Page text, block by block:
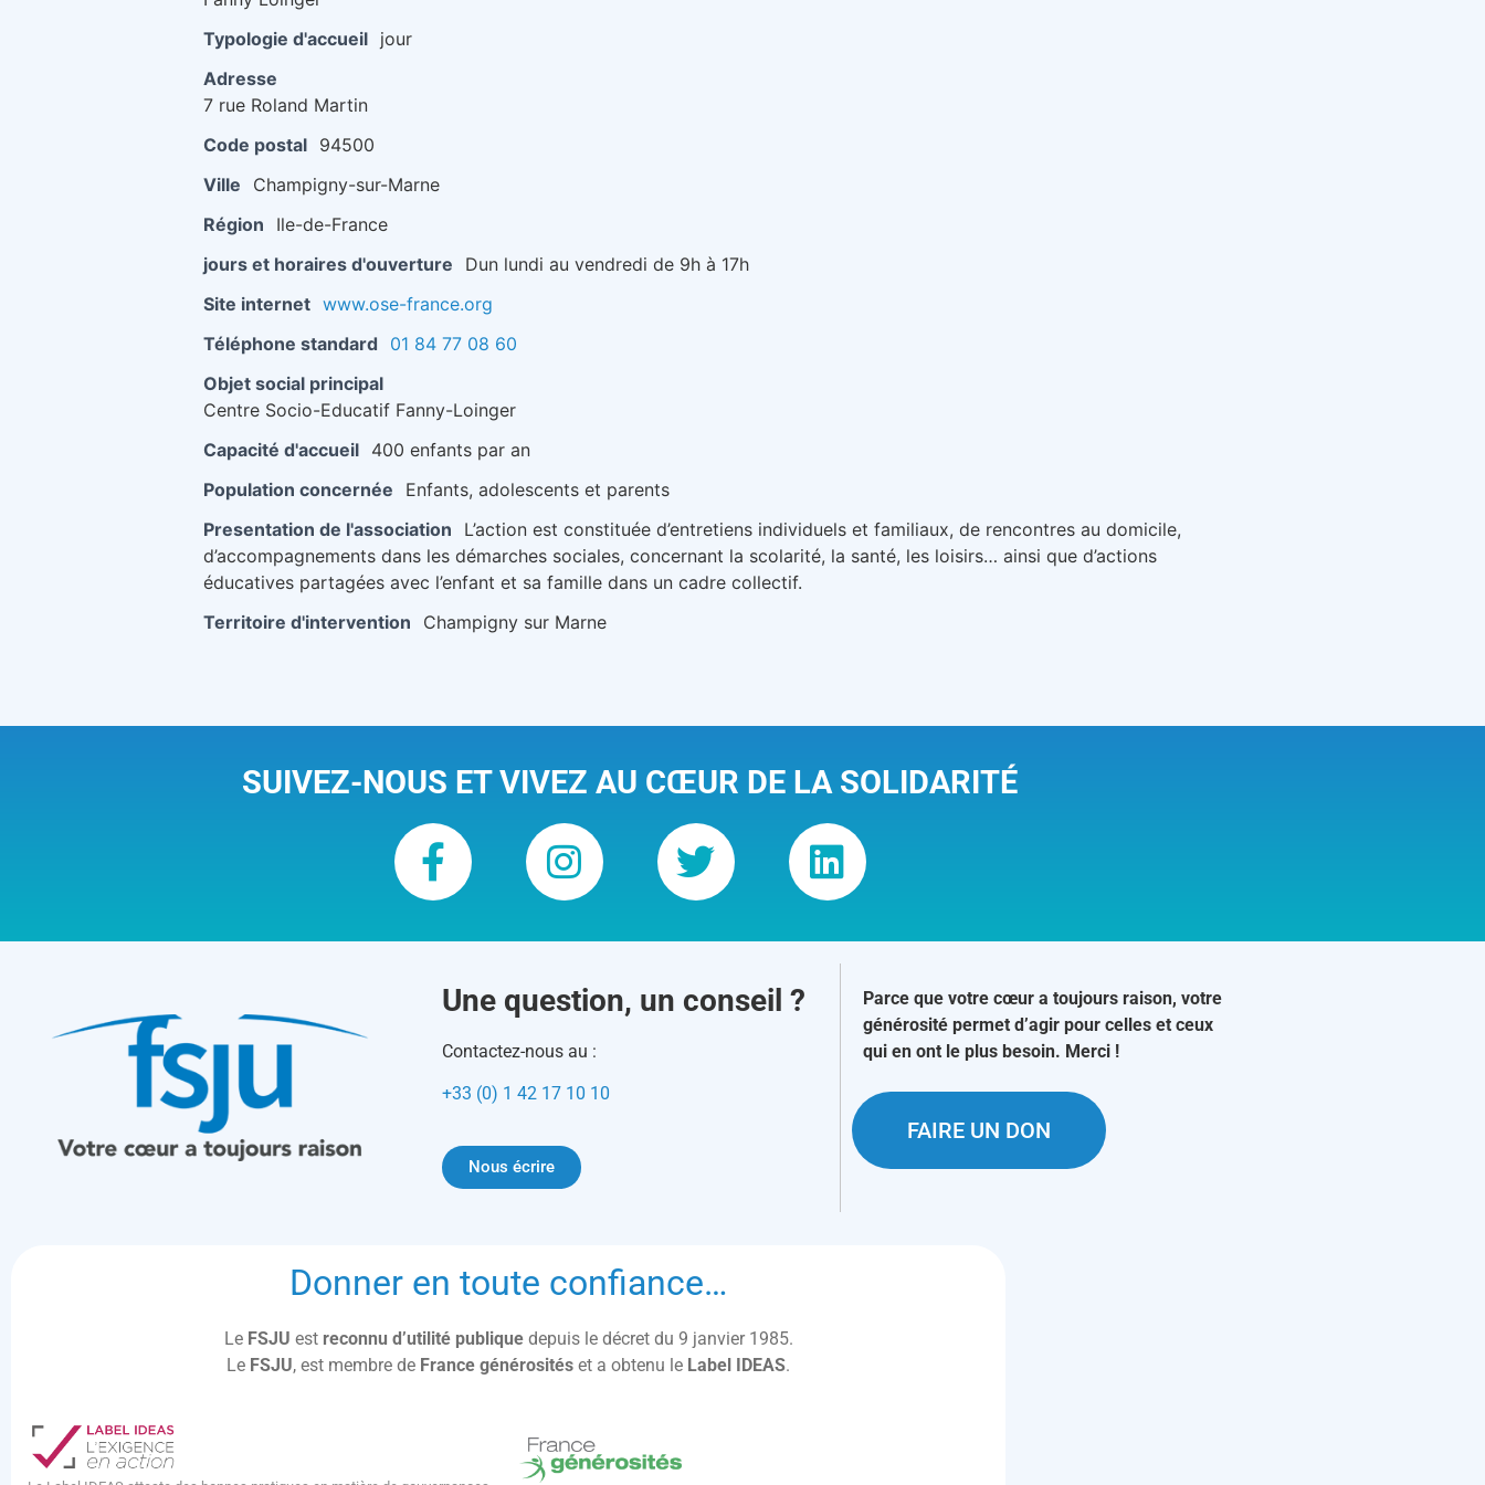
Typologie d'accueil jour
Adresse
7 rue Roland Martin
Code postal 94500
Ville
Champigny-sur-Marne
Région
Ile-de-France
jours et horaires d'ouverture
Dun lundi au vendredi de 9h à 17h
Site internet www.ose-france.org
Téléphone standard
01 84 77 08 60
Objet social principal
Centre Socio-Educatif Fanny-Loinger
Capacité d'accueil 400 enfants par an
Population concernée
Enfants, adolescents et parents
Presentation de l'association
L’action est constituée d’entretiens individuels et familiaux, de rencontres au domicile,
d’accompagnements dans les démarches sociales, concernant la scolarité, la santé, les loisirs… ainsi que d’actions
éducatives partagées avec l’enfant et sa famille dans un cadre collectif.
Territoire d'intervention
Champigny sur Marne
SUIVEZ-NOUS ET VIVEZ AU CŒUR DE LA SOLIDARITÉ
Une question, un conseil ?
Contactez-nous au :
+33 (0) 1 42 17 10 10
Nous écrire
Parce que votre cœur a toujours raison, votre
générosité permet d’agir pour celles et ceux
qui en ont le plus besoin. Merci !
FAIRE UN DON
Donner en toute confiance…
Le FSJU est reconnu d’utilité publique depuis le décret du 9 janvier 1985.
Le FSJU, est membre de France générosités et a obtenu le Label IDEAS.